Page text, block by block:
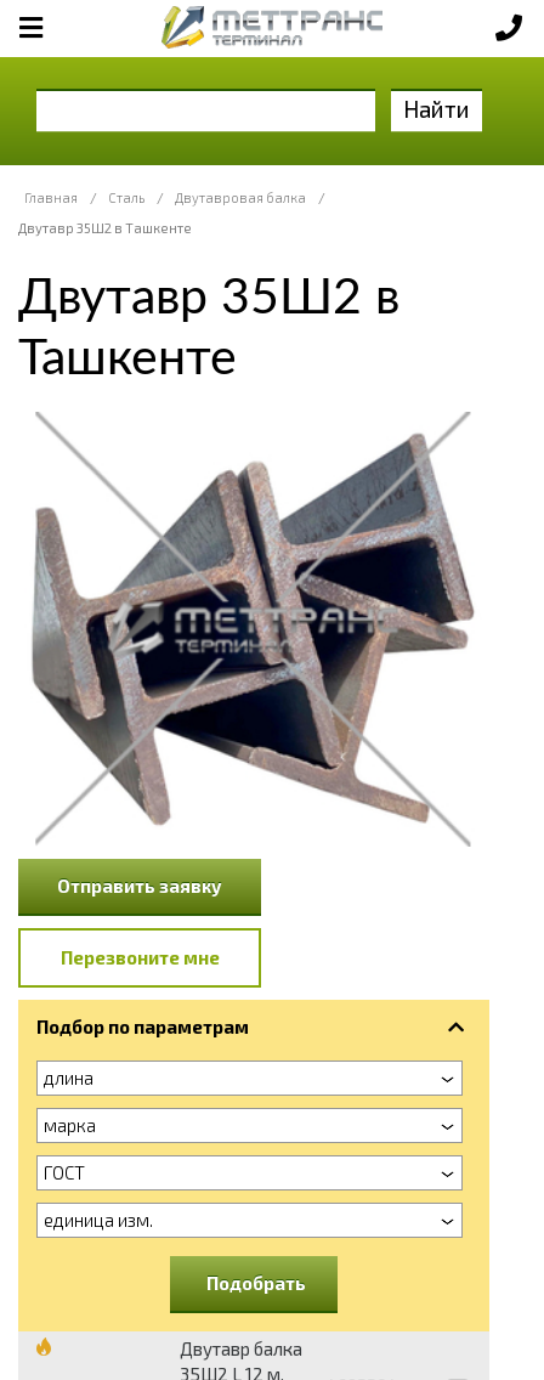
Найти
Главная / Сталь / Двутавровая балка
/
Двутавр 35Ш2 в Ташкенте
Двутавр 35Ш2 в
Ташкенте
Отправить заявку
Перезвоните мне
Подбор по параметрам
длина
марка
ГОСТ
единица изм.
Подобрать
Двутавр балка
35Ш2 L 12 м,